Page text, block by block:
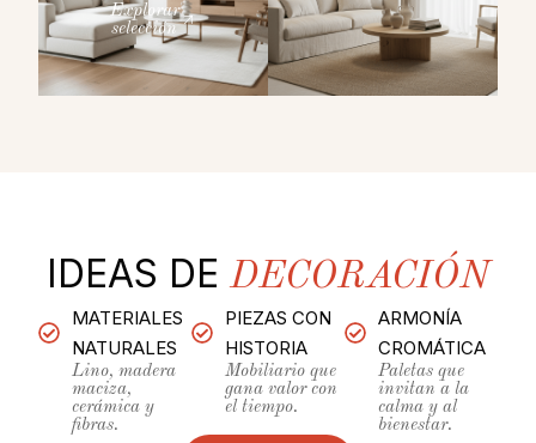
Explorar
selección
IDEAS DE DECORACIÓN
MATERIALES
NATURALES
Lino, madera
maciza,
cerámica y
fibras.
PIEZAS CON
HISTORIA
Mobiliario que
gana valor con
el tiempo.
ARMONÍA
CROMÁTICA
Paletas que
invitan a la
calma y al
bienestar.